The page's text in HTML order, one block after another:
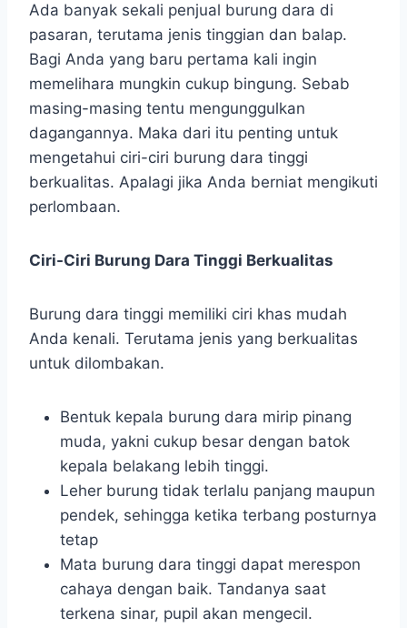
Ada banyak sekali penjual burung dara di
pasaran, terutama jenis tinggian dan balap.
Bagi Anda yang baru pertama kali ingin
memelihara mungkin cukup bingung. Sebab
masing-masing tentu mengunggulkan
dagangannya. Maka dari itu penting untuk
mengetahui ciri-ciri burung dara tinggi
berkualitas. Apalagi jika Anda berniat mengikuti
perlombaan.
Ciri-Ciri Burung Dara Tinggi Berkualitas
Burung dara tinggi memiliki ciri khas mudah
Anda kenali. Terutama jenis yang berkualitas
untuk dilombakan.
Bentuk kepala burung dara mirip pinang
muda, yakni cukup besar dengan batok
kepala belakang lebih tinggi.
Leher burung tidak terlalu panjang maupun
pendek, sehingga ketika terbang posturnya
tetap
Mata burung dara tinggi dapat merespon
cahaya dengan baik. Tandanya saat
terkena sinar, pupil akan mengecil.